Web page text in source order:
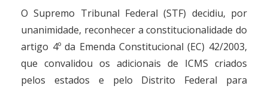
O Supremo Tribunal Federal (STF) decidiu, por
unanimidade, reconhecer a constitucionalidade do
artigo 4º da Emenda Constitucional (EC) 42/2003,
que convalidou os adicionais de ICMS criados
pelos estados e pelo Distrito Federal para